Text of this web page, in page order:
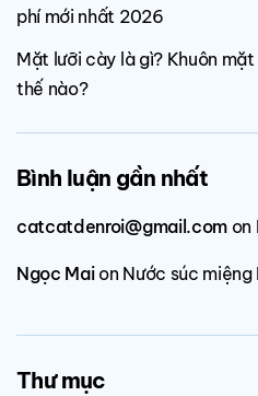
phí mới nhất 2026
Mặt lưỡi cày là gì? Khuôn
thế nào?
Bình luận gần nhất
catcatdenroi@gmail.comon
Ngọc Maion Nước súc miệng
Thư mục